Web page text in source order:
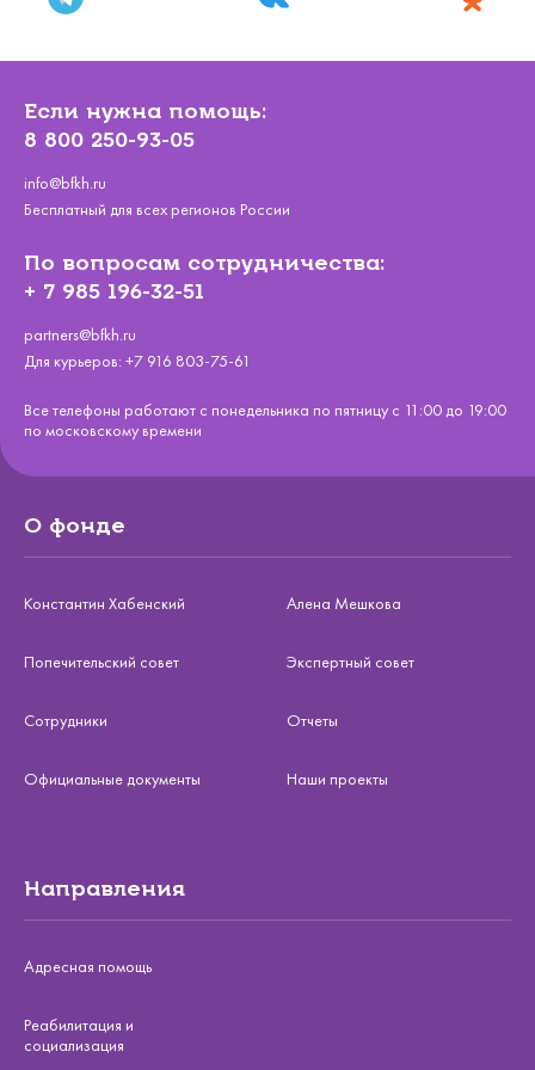
Если нужна помощь:
8 800 250-93-05
info@bfkh.ru
Бесплатный для всех регионов России
По вопросам сотрудничества:
+ 7 985 196-32-51
partners@bfkh.ru
Для курьеров: +7 916 803-75-61
Все телефоны работают с понедельника по пятницу с 11:00 до 19:00
по московскому времени
О фонде
Константин Хабенский Алена Мешкова
Попечительский совет Экспертный совет
Сотрудники Отчеты
Официальные документы Наши проекты
Направления
Адресная помощь
Реабилитация и
социализация